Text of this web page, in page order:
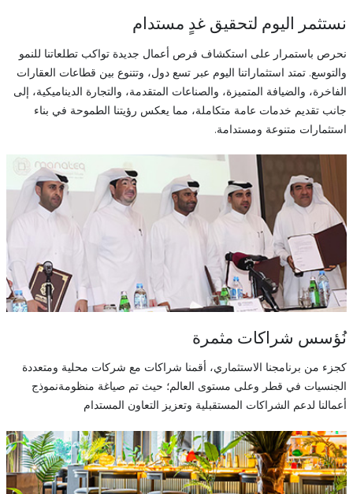
نستثمر اليوم لتحقيق غدٍ مستدام
نحرص باستمرار على استكشاف فرص أعمال جديدة تواكب تطلعاتنا للنمو
والتوسع. تمتد استثماراتنا اليوم عبر تسع دول، وتتنوع بين قطاعات العقارات
الفاخرة، والضيافة المتميزة، والصناعات المتقدمة، والتجارة الديناميكية، إلى
جانب تقديم خدمات عامة متكاملة، مما يعكس رؤيتنا الطموحة في بناء
استثمارات متنوعة ومستدامة.
نُؤسس شراكات مثمرة
كجزء من برنامجنا الاستثماري، أقمنا شراكات مع شركات محلية ومتعددة
الجنسيات في قطر وعلى مستوى العالم؛ حيث تم صياغة منظومةنموذج
أعمالنا لدعم الشراكات المستقبلية وتعزيز التعاون المستدام